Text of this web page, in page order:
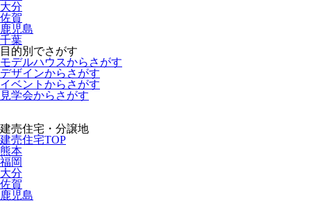
大分
佐賀
鹿児島
千葉
目的別でさがす
モデルハウスからさがす
デザインからさがす
イベントからさがす
見学会からさがす
建売住宅・分譲地
建売住宅TOP
熊本
福岡
大分
佐賀
鹿児島